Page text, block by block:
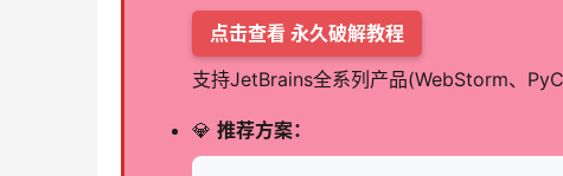
点击查看 永久破解教程
支持JetBrains全系列产品(WebStorm、
💎 推荐方案：